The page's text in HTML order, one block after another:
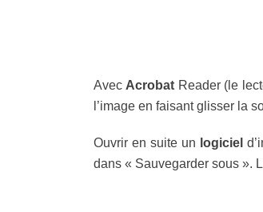
Avec Acrobat Reader (le
l’image en faisant glisser la
Ouvrir en suite un logiciel
dans « Sauvegarder sous ».